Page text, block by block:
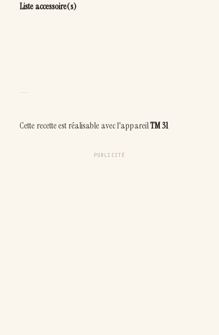
Liste accessoire(s)
Cette recette est réalisable avec l'appareilTM 31
PUBLICITÉ